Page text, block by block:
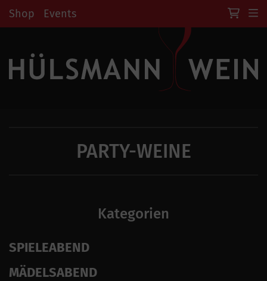
Shop Events
PARTY-WEINE
Kategorien
SPIELEABEND
MÄDELSABEND